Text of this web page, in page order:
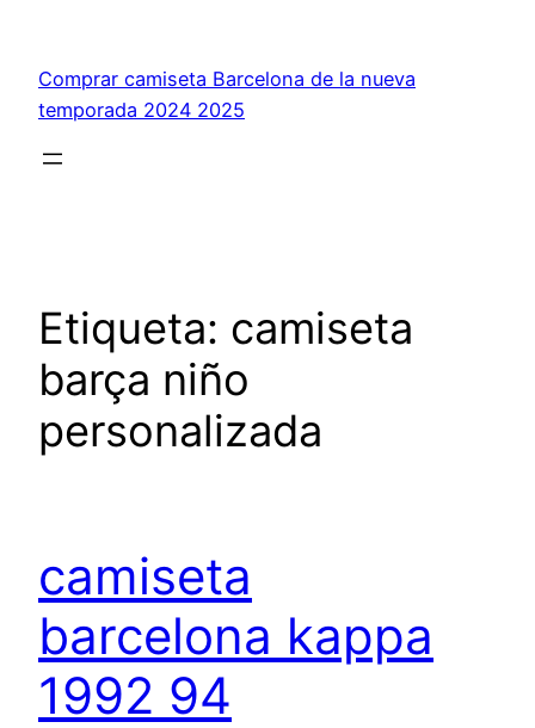
contenido
Comprar camiseta Barcelona de la nueva
temporada 2024 2025
Etiqueta: camiseta
barça niño
personalizada
camiseta
barcelona kappa
1992 94